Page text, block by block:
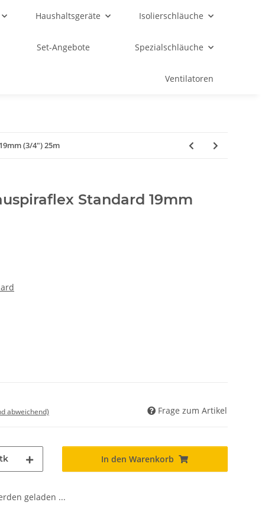
Haushaltsgeräte Isolierschläuche
Set-Angebote Spezialschläuche
Ventilatoren
(3/4") 25m
Standard 19mm
abweichend) Frage zum Artikel
In den Warenkorb
geladen ...